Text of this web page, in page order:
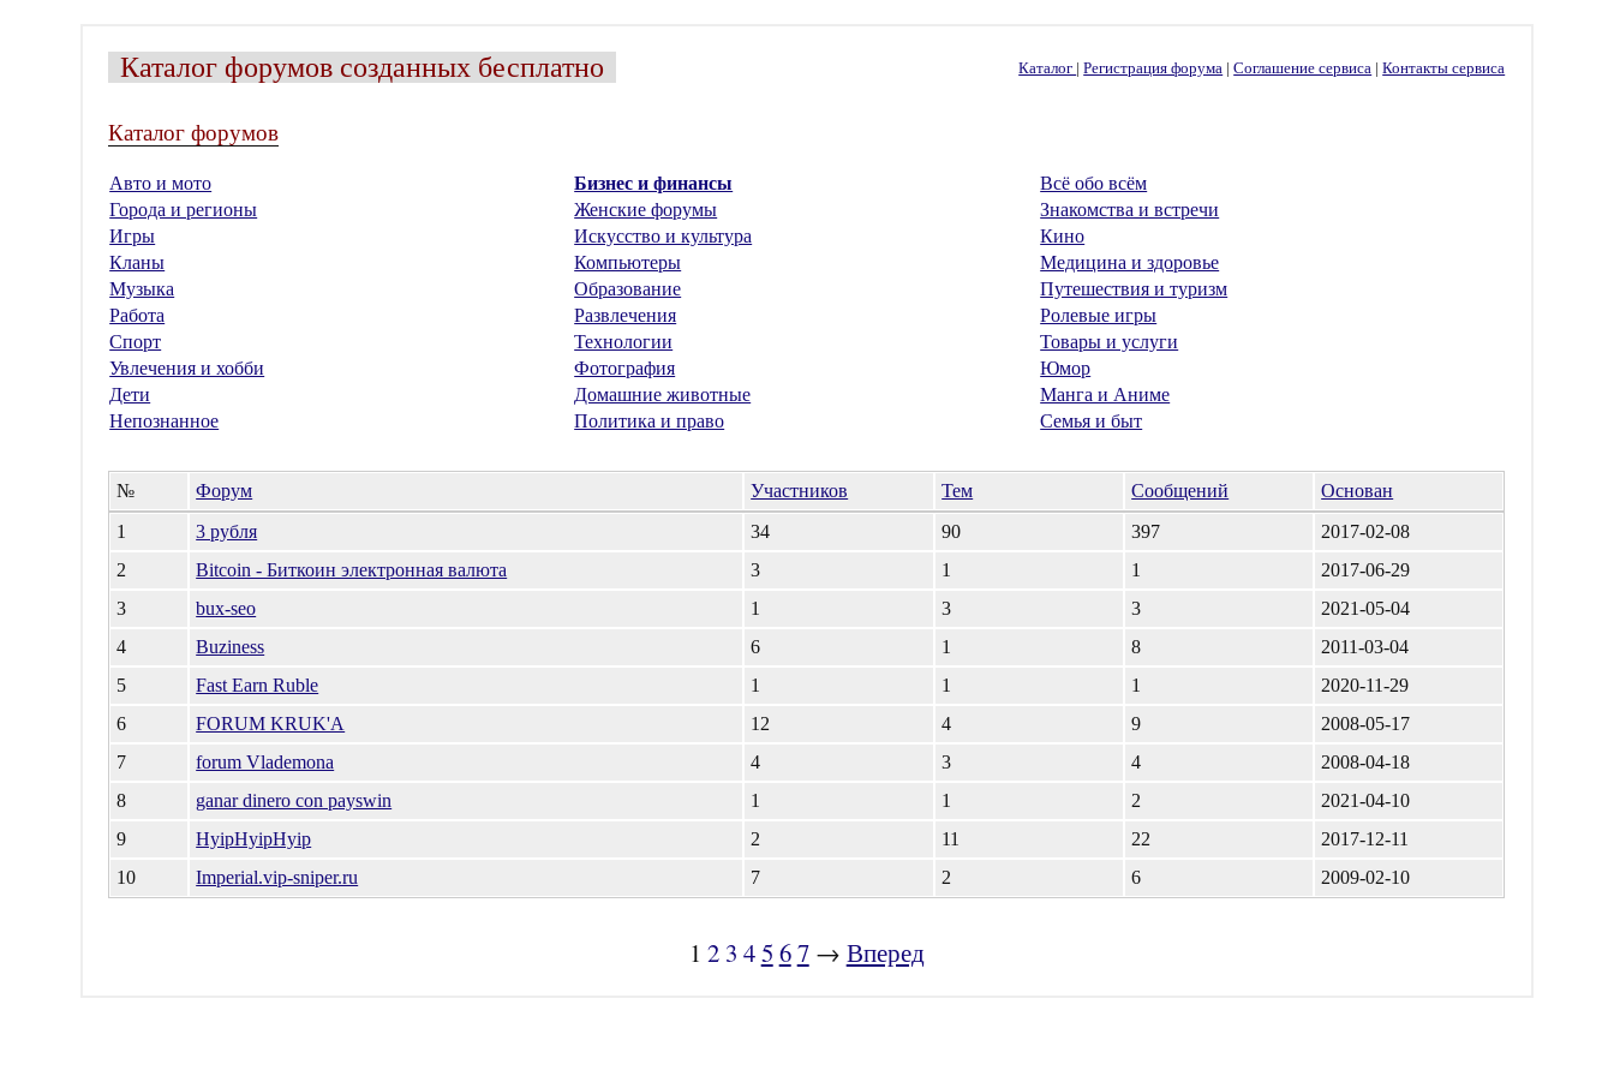
Каталог форумов созданных бесплатно Каталог |Регистрация форума |Соглашение сервиса |Контакты сервиса
Каталог форумов
Авто и мото Бизнес и финансы
Всё обо всём
Города и регионы
Женские форумы
Знакомства и встречи
Игры
Искусство и культура
Кино
Кланы
Компьютеры
Медицина и здоровье
Музыка
Образование
Путешествия и туризм
Работа
Развлечения
Ролевые игры
Спорт
Технологии
Товары и услуги
Увлечения и хобби
Фотография
Юмор
Дети
Домашние животные
Манга и Аниме
Непознанное
Политика и право Семья и быт
№ Форум Участников Тем Сообщений
Основан
1
3 рубля 34 90 397
2017-02-08
2
Bitcoin - Биткоин электронная валюта 3 1 1
2017-06-29
3
bux-seo 1 3 3
2021-05-04
4
Buziness 6 1 8
2011-03-04
5
Fast Earn Ruble 1 1 1
2020-11-29
6
FORUM KRUK'A 12 4 9
2008-05-17
7
forum Vlademona 4 3 4
2008-04-18
8
ganar dinero con payswin 1 1 2
2021-04-10
9
HyipHyipHyip 2 11 22
2017-12-11
10
Imperial.vip-sniper.ru 7 2 6 2009-02-10
1 2 3 45 67 → Вперед